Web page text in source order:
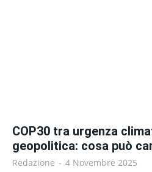
COP30 tra urgenza
geopolitica: cosa può
Redazione - 4 Novembre 2025